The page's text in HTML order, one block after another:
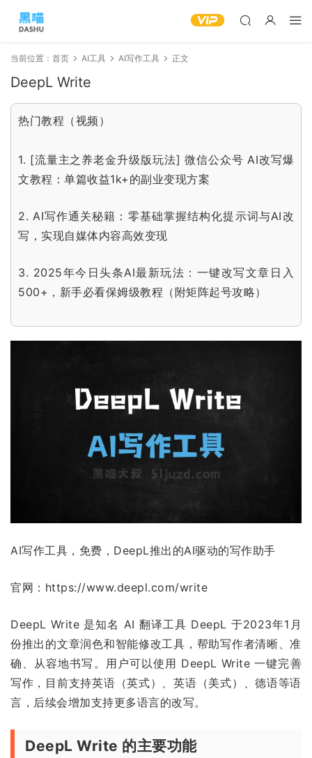
当前位置： 首页 AI工具 AI写作工具 正文
DeepL Write
热门教程（视频）
1. [流量主之养老金升级版玩法] 微信公众号 AI改写爆
文教程：单篇收益1k+的副业变现方案
2.AI写作通关秘籍：零基础掌握结构化提示词与AI改
写，实现自媒体内容高效变现
3. 2025年今日头条AI最新玩法：一键改写文章日入
500+，新手必看保姆级教程（附矩阵起号攻略）
AI写作工具，免费，DeepL推出的AI驱动的写作助手
官网：https://www.deepl.com/write
DeepL Write 是知名 AI 翻译工具 DeepL 于2023年1月
份推出的文章润色和智能修改工具，帮助写作者清晰、准
确、从容地书写。用户可以使用 DeepL Write 一键完善
写作，目前支持英语（英式）、英语（美式）、德语等语
言，后续会增加支持更多语言的改写。
DeepL Write 的主要功能